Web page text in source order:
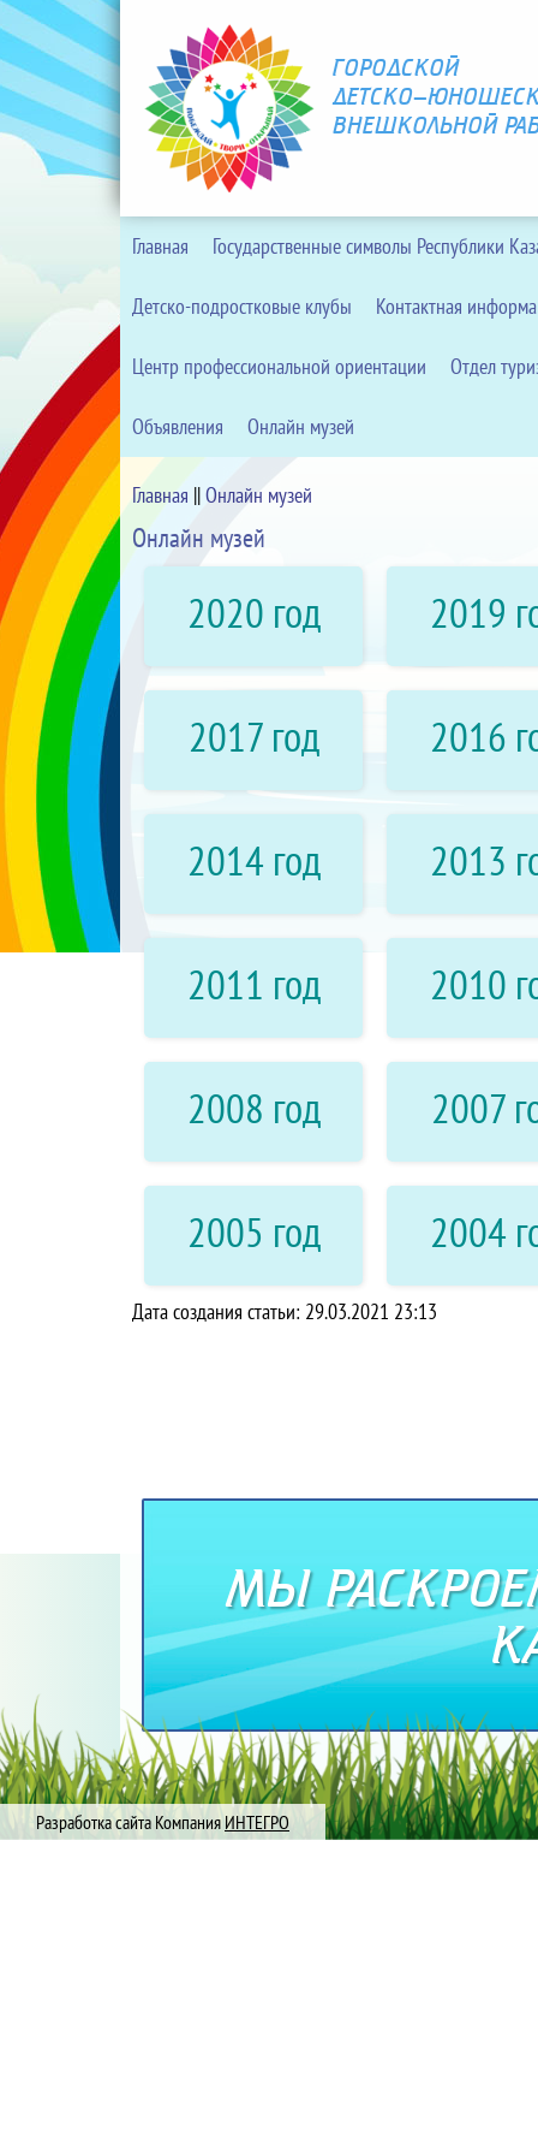
ГОРОДСКОЙ
ДЕТСКО-
ВНЕШКОЛЬНОЙ
Главная Государственные символы Республики
Детско-подростковые клубы Контактная
Центр профессиональной ориентации Отдел
Объявления Онлайн музей
Главная ||Онлайн музей
Онлайн музей
2020 год 2019
2017 год 2016
2014 год 2013
2011 год 2010
2008 год 2007
2005 год 2004
Дата создания статьи: 29.03.2021 23:13
МЫ
Разработка сайта Компания ИНТЕГРО